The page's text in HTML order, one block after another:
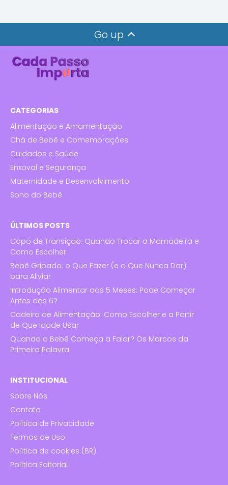
Go up
CATEGORIAS
Alimentação e Amamentação
Chá de Bebê e Comemorações
Cuidados e Saúde
Enxoval e Segurança
Maternidade e Desenvolvimento
Sono do Bebê
ÚLTIMOS POSTS
Copo de Transição: Quando Trocar a Mamadeira e
Como Escolher
Bebê Gripado: o Que Fazer (e o Que Nunca Dar)
para Aliviar
Introdução Alimentar aos 5 Meses: Pode Começar
Antes dos 6?
Cadeira de Alimentação: Como Escolher e a Partir
de Que Idade Usar
Quando o Bebê Começa a Falar? Os Marcos da
Primeira Palavra
INSTITUCIONAL
Sobre Nós
Contato
Política de Privacidade
Termos de Uso
Política de cookies (BR)
Política Editorial